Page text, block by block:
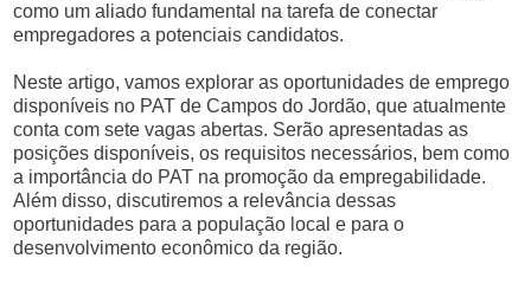
como um aliado fundamental na tarefa de conectar
empregadores a potenciais candidatos.
Neste artigo, vamos explorar as oportunidades de emprego
disponíveis no PAT de Campos do Jordão, que atualmente
conta com sete vagas abertas. Serão apresentadas as
posições disponíveis, os requisitos necessários, bem como
a importância do PAT na promoção da empregabilidade.
Além disso, discutiremos a relevância dessas
oportunidades para a população local e para o
desenvolvimento econômico da região.